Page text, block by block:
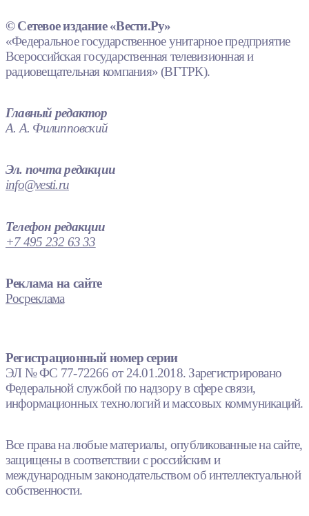
© Сетевое издание «Вести.Ру»
«Федеральное государственное унитарное предприятие
Всероссийская государственная телевизионная и
радиовещательная компания» (ВГТРК).
Главный редактор
А. А. Филипповский
Эл. почта редакции
info@vesti.ru
Телефон редакции
+7 495 232 63 33
Реклама на сайте
Росреклама
Регистрационный номер серии
ЭЛ № ФС 77-72266 от 24.01.2018. Зарегистрировано
Федеральной службой по надзору в сфере связи,
информационных технологий и массовых коммуникаций.
Все права на любые материалы, опубликованные на сайте,
защищены в соответствии с российским и
международным законодательством об интеллектуальной
собственности.